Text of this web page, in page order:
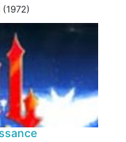
(1972)